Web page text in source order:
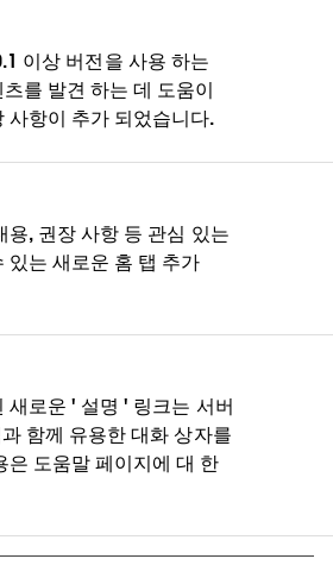
이상 버전을 사용 하는
를 발견 하는 데 도움이
사항이 추가 되었습니다.
용, 권장 사항 등 관심 있는
있는 새로운 홈 탭 추가
새로운 ' 설명 ' 링크는 서버
함께 유용한 대화 상자를
은 도움말 페이지에 대 한